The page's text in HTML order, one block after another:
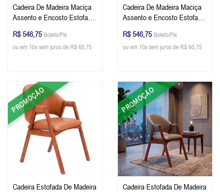
Cadeira De Madeira Maciça
Assento e Encosto Estofado
Claro
R$ 546,75 Boleto/Pix
ou em 10x sem juros de R$ 60,75
Cadeira De Madeira Maciça
Assento e Encosto Estofado
Escuro
R$ 546,75 Boleto/Pix
ou em 10x sem juros de R$ 60,75
PROMOÇÃO
Cadeira Estofada De Madeira
PROMOÇÃO
Cadeira Estofada De Madeira